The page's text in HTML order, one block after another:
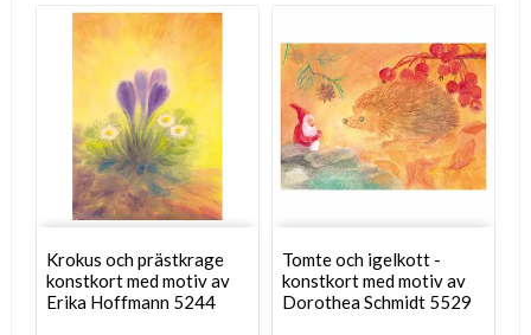
Krokus och prästkrage
konstkort med motiv av
Erika Hoffmann 5244
Tomte och igelkott -
konstkort med motiv av
Dorothea Schmidt 5529